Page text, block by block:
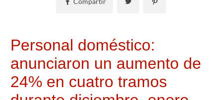
Personal doméstico:
anunciaron un aumento de
24% en cuatro tramos